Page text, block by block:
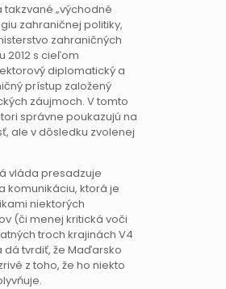
takzvané „východné
zahraničnej politiky,
zahraničných
2012 s cieľom
diplomatický a
prístup založený
záujmoch. V tomto
správne poukazujú na
ale v dôsledku zvolenej
vláda presadzuje
komunikáciu, ktorá je
niektorých
(či menej kritická voči
troch krajinách V4
dá tvrdiť, že Maďarsko
z toho, že ho niekto